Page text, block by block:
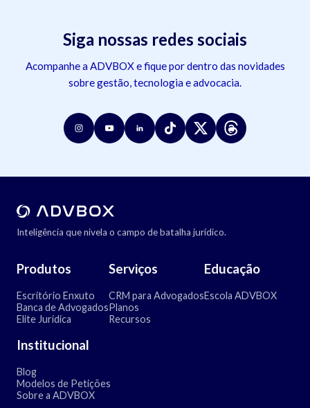
Siga nossas redes sociais
Acompanhe a ADVBOX e fique por dentro das novidades
sobre gestão, tecnologia e advocacia.
Inteligência que nivela o campo de batalha jurídico.
Produtos
Escritório Enxuto
Banca de Advogados
Elite Jurídica
Serviços
CRM para Advogados
Planos
Recursos
Educação
Escola ADVBOX
Institucional
Blog
Modelos de Petições
Sobre a ADVBOX